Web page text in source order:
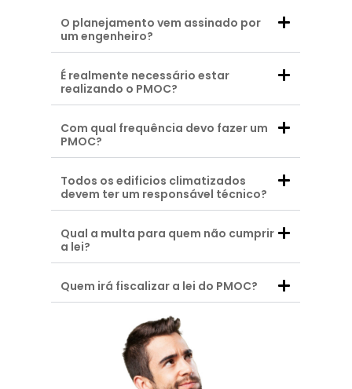
O planejamento vem assinado por
um engenheiro?
É realmente necessário estar
realizando o PMOC?
Com qual frequência devo fazer um
PMOC?
Todos os edificios climatizados
devem ter um responsável técnico?
Qual a multa para quem não cumprir
a lei?
Quem irá fiscalizar a lei do PMOC?